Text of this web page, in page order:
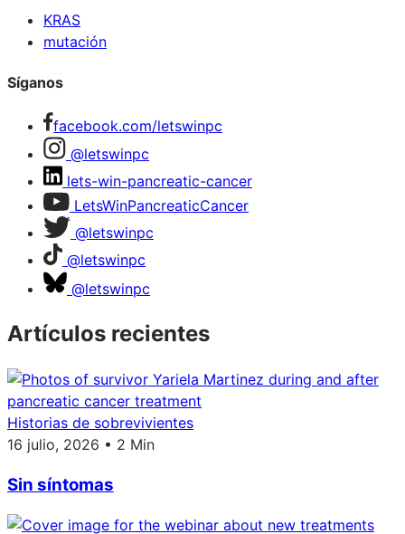
KRAS
mutación
Síganos
facebook.com/letswinpc
@letswinpc
lets-win-pancreatic-cancer
LetsWinPancreaticCancer
@letswinpc
@letswinpc
@letswinpc
Artículos recientes
Historias de sobrevivientes
16 julio, 2026 • 2 Min
Sin síntomas